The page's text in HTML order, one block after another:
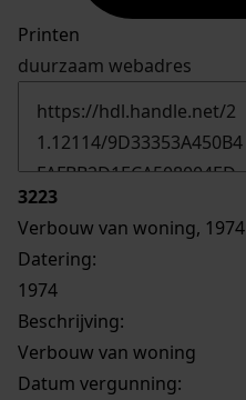
Printen
duurzaam webadres
3223
Verbouw van woning, 1974
Datering:
1974
Beschrijving:
Verbouw van woning
Datum vergunning: